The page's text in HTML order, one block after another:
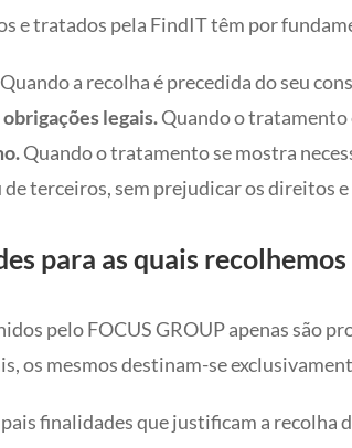
e tratados pela FindIT têm por
Quando a recolha é precedida do seu
legais.Quando o tratamento
Quando o tratamento se mostra
terceiros, sem prejudicar os direitos
para as quais recolhemos
pelo FOCUS GROUP apenas são
os mesmos destinam-se
finalidades que justificam a recolha